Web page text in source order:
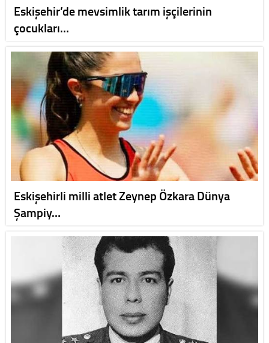
Eskişehir’de mevsimlik tarım işçilerinin
çocukları…
Eskişehirli milli atlet Zeynep Özkara Dünya
Şampiy…